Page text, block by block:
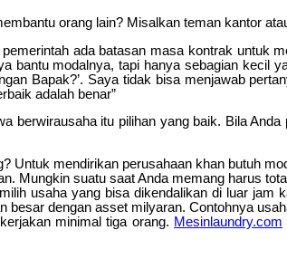
orang lain? Misalkan teman kantor
ada batasan masa kontrak untuk
modalnya, tapi hanya sebagian kecil
Bapak?’. Saya tidak bisa menjawab
adalah benar”
itu pilihan yang baik. Bila Anda
Untuk mendirikan perusahaan khan butuh
Mungkin suatu saat Anda memang harus
usaha yang bisa dikendalikan di luar jam
dengan asset milyaran. Contohnya
minimal tiga orang. Mesinlaundry.com